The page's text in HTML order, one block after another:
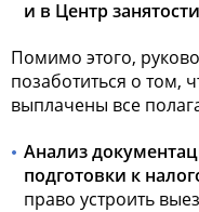
и в Центр
Помимо этого,
позаботиться о том,
выплачены все
Анализ
подготовки к
право устроить